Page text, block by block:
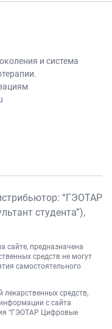
и система
“ГЭОТАР
студента”),
сайте, предназначена
средств не могут
самостоятельного
средств,
с сайта
“ГЭОТАР Цифровые